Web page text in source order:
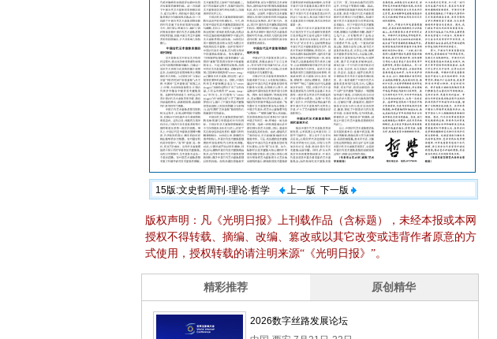
15版:文史哲周刊·理论·哲学 上一版 下一版
版权声明：凡《光明日报》上刊载作品（含标题），未经本报或本网
授权不得转载、摘编、改编、篡改或以其它改变或违背作者原意的方
式使用，授权转载的请注明来源“《光明日报》”。